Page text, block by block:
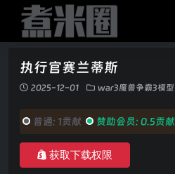
执行官赛兰蒂斯
2025-12-01 war3魔兽争霸3模型
普通: 1贡献 赞助会员: 0.5贡献
获取下载权限